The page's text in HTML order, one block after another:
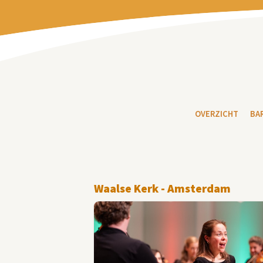
OVERZICHT
Waalse Kerk - Amsterdam